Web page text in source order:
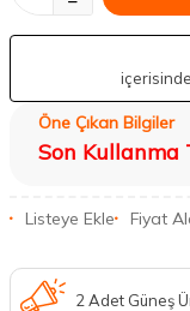
Öne Çıkan Bilgiler
Son Kullanma
Listeye Ekle Fiyat
2 Adet Güneş